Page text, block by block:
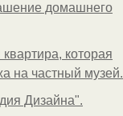
домашнего
которая
на частный музей.
Дизайна".